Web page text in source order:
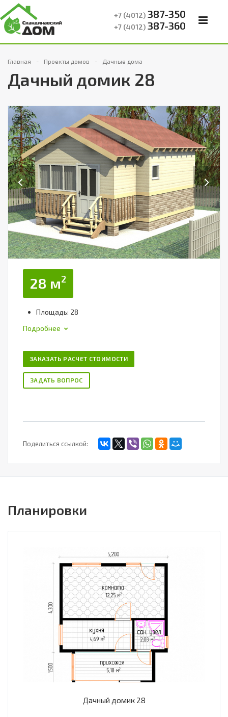
+7 (4012)387-350
+7 (4012)387-360
Главная Проекты домов Дачные дома
Дачный домик 28
Previous Next
28 м2
Площадь: 28
Подробнее
ЗАКАЗАТЬ РАСЧЕТ СТОИМОСТИ
ЗАДАТЬ ВОПРОС
Поделиться ссылкой:
Планировки
Дачный домик 28